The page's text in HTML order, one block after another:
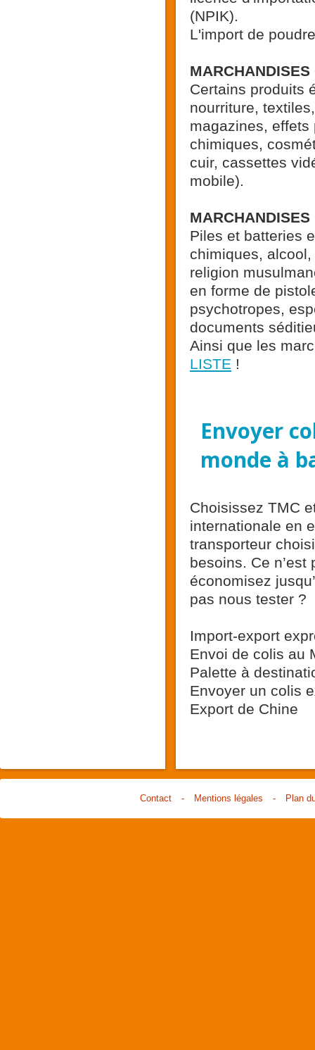
(NPIK).
L'import de
Certains produits
nourriture,
magazines,
chimiques,
cuir, cassettes
mobile).
Piles et batteries
chimiques,
religion
en forme de
psychotropes,
documents
Ainsi que les
LISTE !
Envoyer
monde à
Choisissez TMC
internationale en
transporteur
besoins. Ce
économisez
pas nous tester ?
Import-export
Envoi de colis au
Palette à
Envoyer un colis
Export de Chine
Contact - Mentions légales - Plan